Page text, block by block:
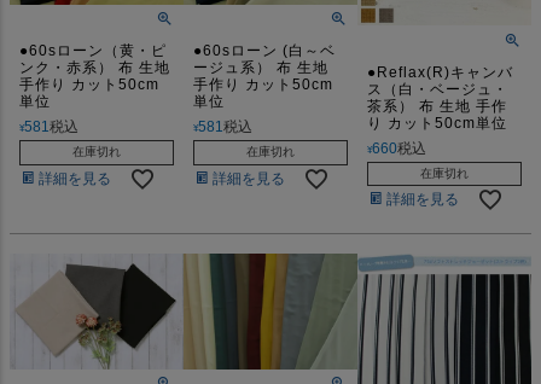
●60sローン（黄・ピ
ンク・赤系） 布 生地
手作り カット50cm
単位
¥581税込
在庫切れ
詳細を見る
●60sローン (白～ベ
ージュ系） 布 生地
手作り カット50cm
単位
¥581税込
在庫切れ
詳細を見る
●Reflax(R)キャンバ
ス（白・ベージュ・
茶系） 布 生地 手作
り カット50cm単位
¥660税込
在庫切れ
詳細を見る